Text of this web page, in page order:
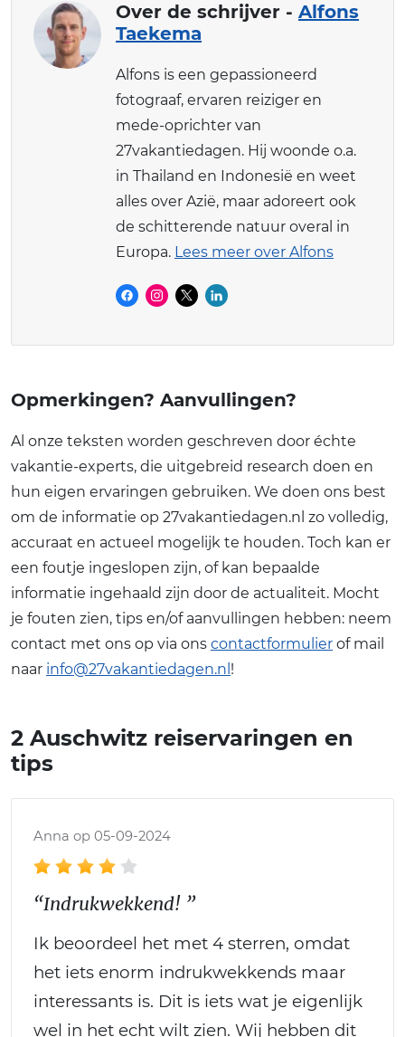
Over de schrijver - Alfons
Taekema
Alfons is een gepassioneerd
fotograaf, ervaren reiziger en
mede-oprichter van
27vakantiedagen. Hij woonde o.a.
in Thailand en Indonesië en weet
alles over Azië, maar adoreert ook
de schitterende natuur overal in
Europa. Lees meer over Alfons
Opmerkingen? Aanvullingen?
Al onze teksten worden geschreven door échte
vakantie-experts, die uitgebreid research doen en
hun eigen ervaringen gebruiken. We doen ons best
om de informatie op 27vakantiedagen.nl zo volledig,
accuraat en actueel mogelijk te houden. Toch kan er
een foutje ingeslopen zijn, of kan bepaalde
informatie ingehaald zijn door de actualiteit. Mocht
je fouten zien, tips en/of aanvullingen hebben: neem
contact met ons op via ons contactformulier of mail
naar info@27vakantiedagen.nl !
2 Auschwitz reiservaringen en
tips
Anna op 05-09-2024
“Indrukwekkend! ”
Ik beoordeel het met 4 sterren, omdat
het iets enorm indrukwekkends maar
interessants is. Dit is iets wat je eigenlijk
wel in het echt wilt zien. Wij hebben dit